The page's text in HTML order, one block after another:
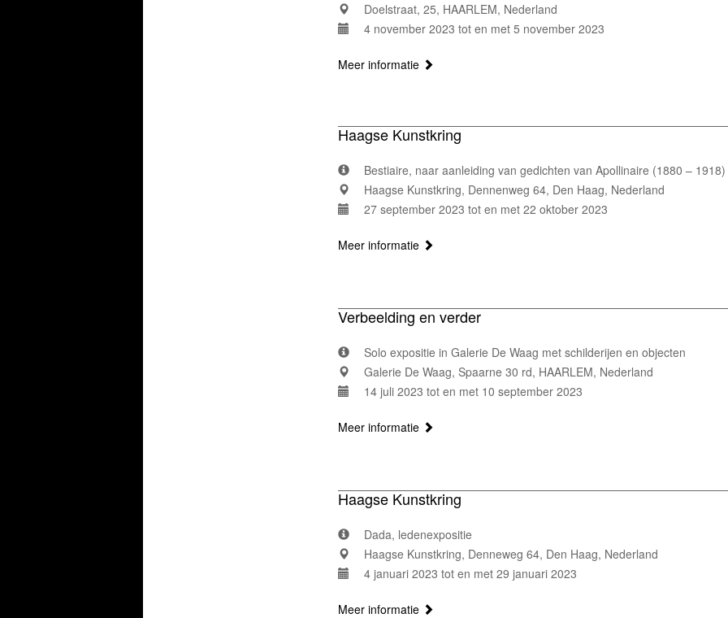
Doelstraat, 25, HAARLEM, Nederland
4 november 2023 tot en met 5 november 2023
Meer informatie
Haagse Kunstkring
Bestiaire, naar aanleiding van gedichten van Apollinaire (1880 – 1918)
Haagse Kunstkring, Dennenweg 64, Den Haag, Nederland
27 september 2023 tot en met 22 oktober 2023
Meer informatie
Verbeelding en verder
Solo expositie in Galerie De Waag met schilderijen en objecten
Galerie De Waag, Spaarne 30 rd, HAARLEM, Nederland
14 juli 2023 tot en met 10 september 2023
Meer informatie
Haagse Kunstkring
Dada, ledenexpositie
Haagse Kunstkring, Denneweg 64, Den Haag, Nederland
4 januari 2023 tot en met 29 januari 2023
Meer informatie